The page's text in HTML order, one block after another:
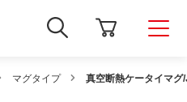
新
し
ィ
ン
マグタイプ 真空断熱ケータイマ